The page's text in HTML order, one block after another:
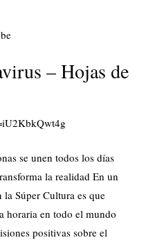
– Hojas de
se unen todos los días
la realidad En un
Súper Cultura es que
horaria en todo el mundo
positivas sobre el